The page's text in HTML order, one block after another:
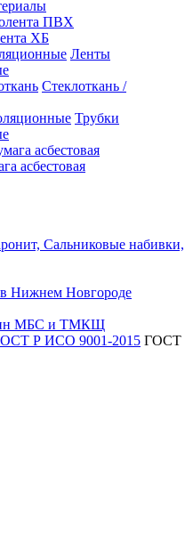
ПВХ
ХБ
Ленты
Стеклоткань /
Трубки
асбестовая
Сальниковые набивки,
Нижнем Новгороде
МБС и ТМКЩ
ГОСТ